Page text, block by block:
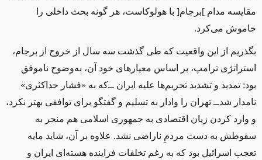
مقایسه مدام ]برجام[ با هولوکاست، هر گونه بحث داخلی را
خاموش می‌کرد.
بگذریم از این واقعیت که طی گذشت سه سال از خروج از برجام،
استراتژی ترامپ، بر اساس معیارهای خود آن، به‌وضوح ناموفق
بود: تمدید و تشدید تحریم‌ها علیه ایران ‌ــ‌که به «فشار حداکثری»
نامدار ‌شد‌ــ‌ تهران را وادار به تسلیم و گفتگو برای توافقی بهتر نکرد،
و وارد کردن زیان اقتصادی به جمهوری اسلامی هم منجر به
سقوطش به دست مردمِ ناراضی نشد. علاوه بر آن، شاید مایه
تعجب اسرائیل بود که به رغم تخلفات فزاینده هسته‌ای ایران و